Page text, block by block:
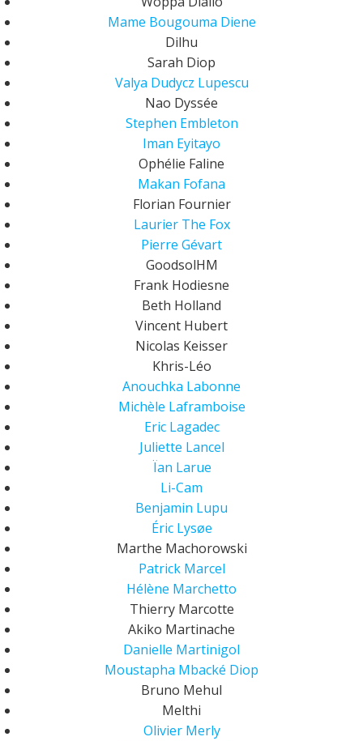
Mame Bougouma Diene
Dilhu
Sarah Diop
Valya Dudycz Lupescu
Nao Dyssée
Stephen Embleton
Iman Eyitayo
Ophélie Faline
Makan Fofana
Florian Fournier
Laurier The Fox
Pierre Gévart
GoodsolHM
Frank Hodiesne
Beth Holland
Vincent Hubert
Nicolas Keisser
Khris-Léo
Anouchka Labonne
Michèle Laframboise
Eric Lagadec
Juliette Lancel
Ïan Larue
Li-Cam
Benjamin Lupu
Éric Lysøe
Marthe Machorowski
Patrick Marcel
Hélène Marchetto
Thierry Marcotte
Akiko Martinache
Danielle Martinigol
Moustapha Mbacké Diop
Bruno Mehul
Melthi
Olivier Merly